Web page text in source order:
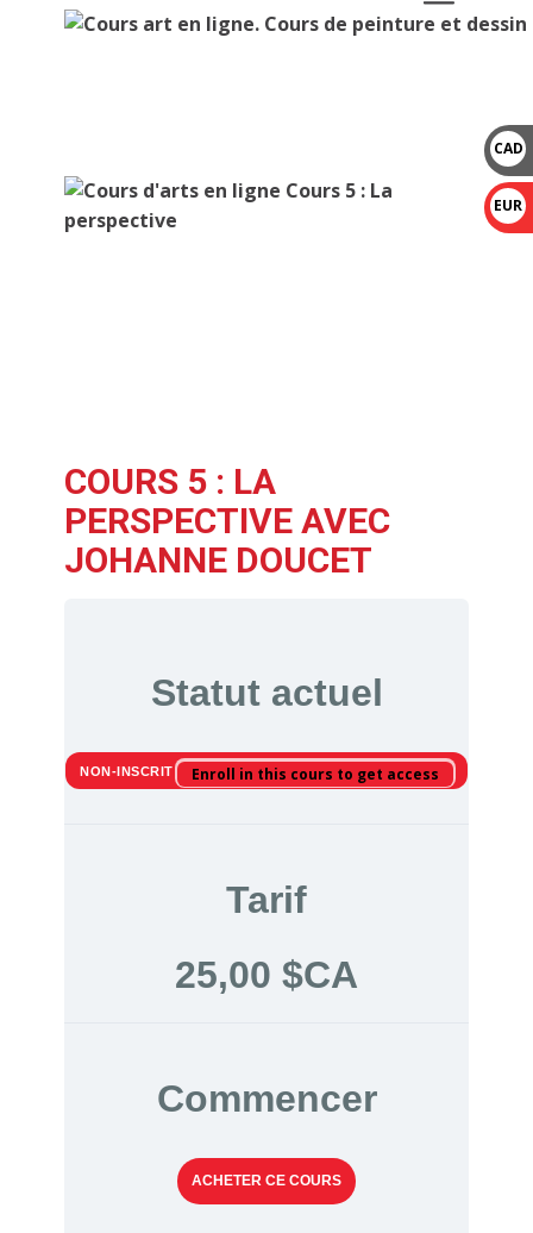
COURS 5 : LA
PERSPECTIVE AVEC
JOHANNE DOUCET
Statut actuel
NON-INSCRIT Enroll in this cours to get access
Tarif
25,00 $CA
Commencer
ACHETER CE COURS
CAD
$
EUR
€